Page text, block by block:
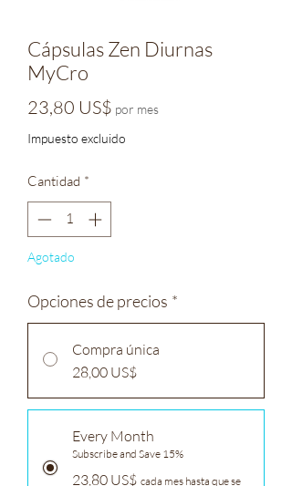
Cápsulas Zen Diurnas
MyCro
23,80 US$ Precio
por mes
Impuesto excluido
Cantidad *
Agotado
Opciones de precios *
Compra única
28,00 US$
Every Month
Subscribe and Save 15%
23,80 US$ cada mes hasta que se